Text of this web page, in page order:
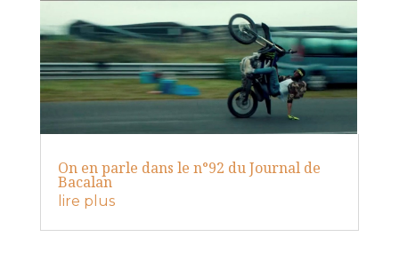
On en parle dans le n°92 du Journal de
Bacalan
lire plus